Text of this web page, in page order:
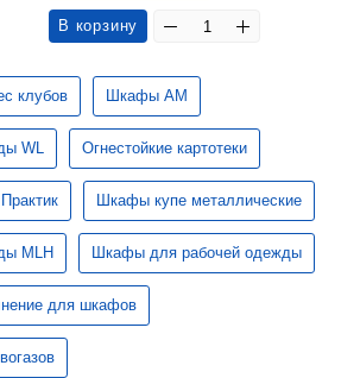
В корзину
клубов Шкафы АМ
WL Огнестойкие картотеки
Шкафы купе металлические
MLH Шкафы для рабочей одежды
для шкафов